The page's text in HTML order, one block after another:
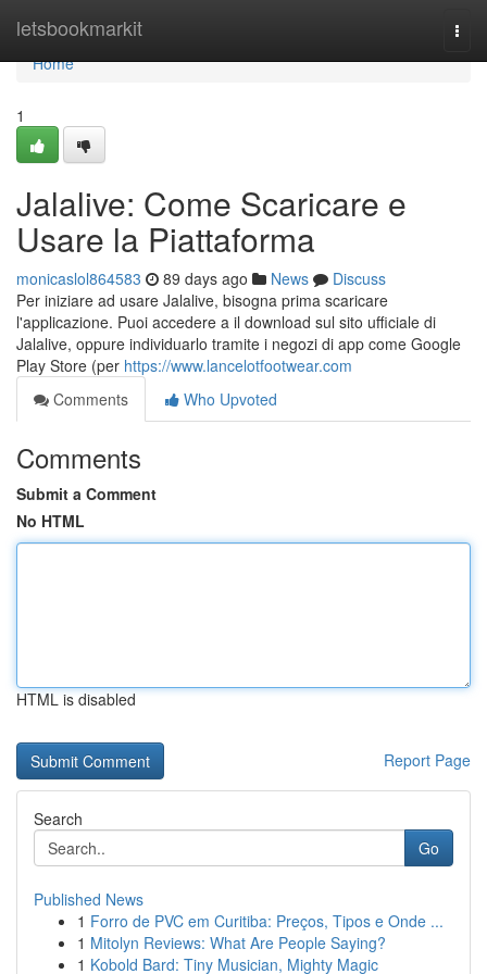
letsbookmarkit
Home
Home
1
Jalalive: Come Scaricare e
Usare la Piattaforma
monicaslol864583 89 days ago News
Discuss
Per iniziare ad usare Jalalive, bisogna prima scaricare
l'applicazione. Puoi accedere a il download sul sito ufficiale di
Jalalive, oppure individuarlo tramite i negozi di app come Google
Play Store (per https://www.lancelotfootwear.com
Comments
Who Upvoted
Comments
Submit a Comment
No HTML
HTML is disabled
Report Page
Search
Go
Published News
1 Forro de PVC em Curitiba: Preços, Tipos e Onde ...
1 Mitolyn Reviews: What Are People Saying?
1 Kobold Bard: Tiny Musician, Mighty Magic